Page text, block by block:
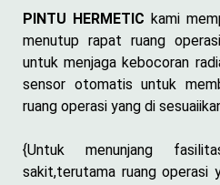
PINTU HERMETIC kami
menutup rapat ruang
untuk menjaga kebocoran
sensor otomatis untuk
ruang operasi yang di
{Untuk menunjang
sakit,terutama ruang operasi